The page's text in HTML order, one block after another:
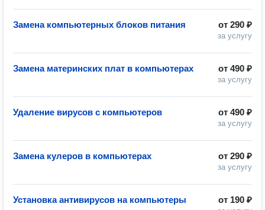
от 290 ₽
за услугу
Замена компьютерных блоков питания
от 490 ₽
за услугу
Замена материнских плат в компьютерах
от 490 ₽
за услугу
Удаление вирусов с компьютеров
от 290 ₽
за услугу
Замена кулеров в компьютерах
от 190 ₽
Установка антивирусов на компьютеры